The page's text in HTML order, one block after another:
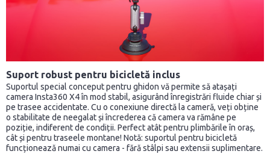
Suport robust pentru bicicletă inclus
Suportul special conceput pentru ghidon vă permite să atașați
camera Insta360 X4 în mod stabil, asigurând înregistrări fluide chiar și
pe trasee accidentate. Cu o conexiune directă la cameră, veți obține
o stabilitate de neegalat și încrederea că camera va rămâne pe
poziție, indiferent de condiții. Perfect atât pentru plimbările în oraș,
cât și pentru traseele montane! Notă: suportul pentru bicicletă
funcționează numai cu camera - fără stâlpi sau extensii suplimentare.